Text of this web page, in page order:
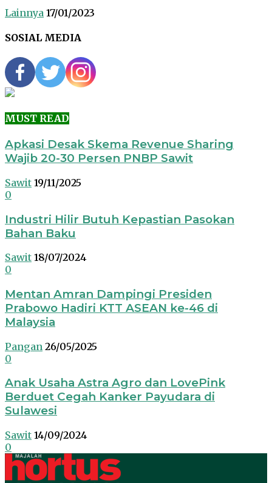
Lainnya 17/01/2023
SOSIAL MEDIA
MUST READ
Apkasi Desak Skema Revenue Sharing
Wajib 20-30 Persen PNBP Sawit
Sawit 19/11/2025
0
Industri Hilir Butuh Kepastian Pasokan
Bahan Baku
Sawit 18/07/2024
0
Mentan Amran Dampingi Presiden
Prabowo Hadiri KTT ASEAN ke-46 di
Malaysia
Pangan 26/05/2025
0
Anak Usaha Astra Agro dan LovePink
Berduet Cegah Kanker Payudara di
Sulawesi
Sawit 14/09/2024
0